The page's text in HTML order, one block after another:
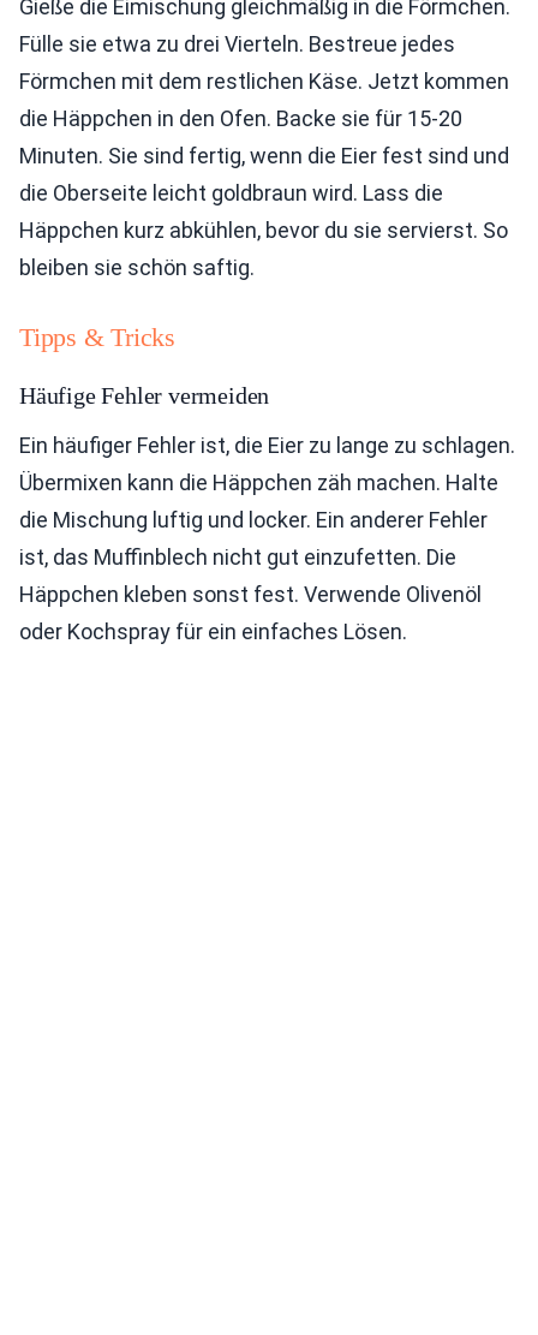
Gieße die Eimischung gleichmäßig in die Förmchen.
Fülle sie etwa zu drei Vierteln. Bestreue jedes
Förmchen mit dem restlichen Käse. Jetzt kommen
die Häppchen in den Ofen. Backe sie für 15-20
Minuten. Sie sind fertig, wenn die Eier fest sind und
die Oberseite leicht goldbraun wird. Lass die
Häppchen kurz abkühlen, bevor du sie servierst. So
bleiben sie schön saftig.
Tipps & Tricks
Häufige Fehler vermeiden
Ein häufiger Fehler ist, die Eier zu lange zu schlagen.
Übermixen kann die Häppchen zäh machen. Halte
die Mischung luftig und locker. Ein anderer Fehler
ist, das Muffinblech nicht gut einzufetten. Die
Häppchen kleben sonst fest. Verwende Olivenöl
oder Kochspray für ein einfaches Lösen.